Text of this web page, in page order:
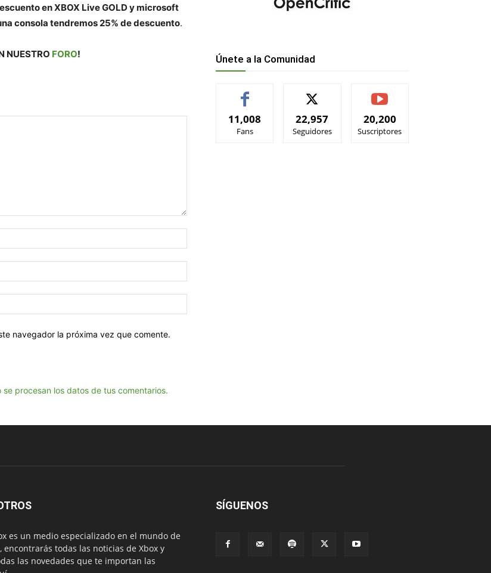
en XBOX Live GOLD y microsoft
consola tendremos 25% de descuento.
NUESTRO FORO!
navegador la próxima vez que comente.
se procesan los datos de tus comentarios.
Únete a la Comunidad
11,008
Fans
22,957
Seguidores
20,200
Suscriptores
es un medio especializado en el mundo de
encontrarás todas las noticias de Xbox y
las novedades que te importan las
SÍGUENOS